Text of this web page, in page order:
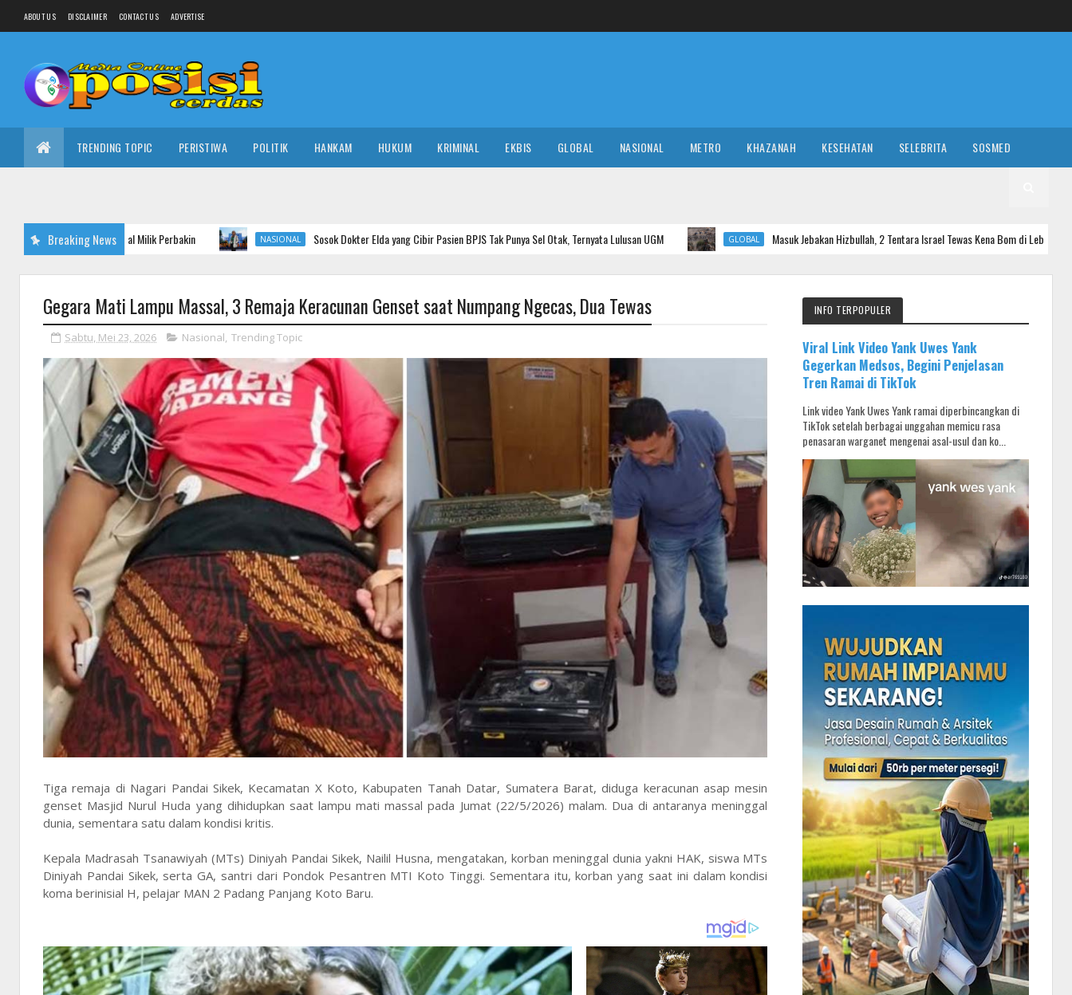
ABOUT US DISCLAIMER CONTACT US ADVERTISE
TRENDING TOPIC PERISTIWA POLITIK HANKAM HUKUM KRIMINAL EKBIS GLOBAL NASIONAL METRO KHAZANAH KESEHATAN SELEBRITA SOSMED
Breaking News NASIONAL Sosok Dokter Elda yang Cibir Pasien BPJS Tak Punya Sel Otak, Ternyata Lulusan UGM GLOBAL Masuk Jebakan Hizbullah, 2 Tentara Israel Tewas Kena Bom di Lebanon
Gegara Mati Lampu Massal, 3 Remaja Keracunan Genset saat Numpang Ngecas, Dua Tewas
Sabtu, Mei 23, 2026 Nasional, Trending Topic
Tiga remaja di Nagari Pandai Sikek, Kecamatan X Koto, Kabupaten Tanah Datar, Sumatera Barat, diduga keracunan asap mesin
genset Masjid Nurul Huda yang dihidupkan saat lampu mati massal pada Jumat (22/5/2026) malam. Dua di antaranya meninggal
dunia, sementara satu dalam kondisi kritis.
Kepala Madrasah Tsanawiyah (MTs) Diniyah Pandai Sikek, Nailil Husna, mengatakan, korban meninggal dunia yakni HAK, siswa MTs
Diniyah Pandai Sikek, serta GA, santri dari Pondok Pesantren MTI Koto Tinggi. Sementara itu, korban yang saat ini dalam kondisi
koma berinisial H, pelajar MAN 2 Padang Panjang Koto Baru.
INFO TERPOPULER
Viral Link Video Yank Uwes Yank
Gegerkan Medsos, Begini Penjelasan
Tren Ramai di TikTok
Link video Yank Uwes Yank ramai diperbincangkan di
TikTok setelah berbagai unggahan memicu rasa
penasaran warganet mengenai asal-usul dan ko...